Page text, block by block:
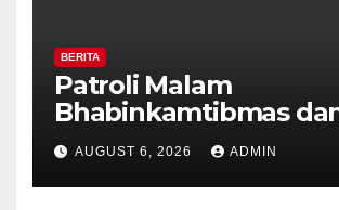
BERITA
Patroli Malam
Bhabinkamtibmas
Pilar Kelurahan
Perkuat Kamtibmas,
Diajak Aktifkan Ronda
AUGUST 6, 2026 ADMIN